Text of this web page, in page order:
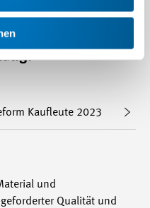
und
aus und bist in
Kaufleute 2023
und
Qualität und